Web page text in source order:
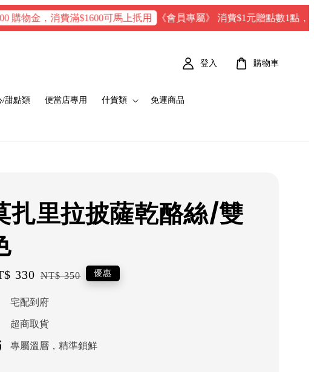
，消費滿$1600可馬上扺用 《會員專屬》 消費$1元贈點數1點，每100
/甜點類 便當店專用 什貨類 免運商品
登入 購物車
扎里拉披薩乾酪絲/雙
330 Regular
NT$ 350 優惠
宅配到府
超商取貨
專屬溫層，精準鎖鮮